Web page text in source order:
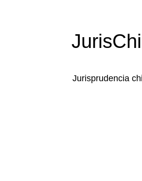
Jurisprudencia